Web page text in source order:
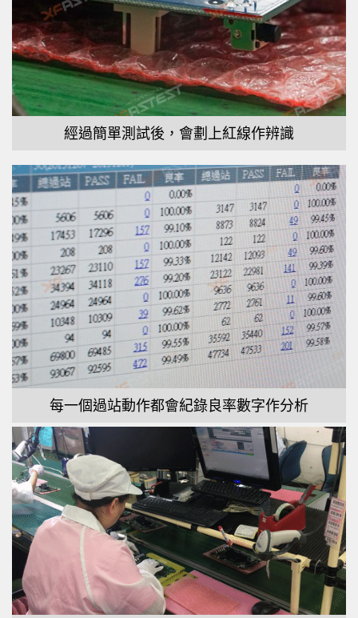
經過簡單測試後，會劃上紅線作辨識
每一個過站動作都會紀錄良率數字作分析